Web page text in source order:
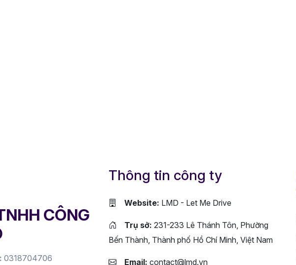
CÔNG
0318704706
Thông tin công ty
Website: LMD - Let Me Drive
Trụ sở: 231-233 Lê Thánh Tôn, Phường
Bến Thành, Thành phố Hồ Chí Minh, Việt Nam
Email: contact@lmd.vn